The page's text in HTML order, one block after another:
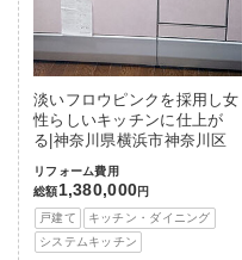
淡いフロウピンクを採用し女
性らしいキッチンに仕上が
る|神奈川県横浜市神奈川区
リフォーム費用
総額1,380,000円
戸建て
キッチン・ダイニング
システムキッチン